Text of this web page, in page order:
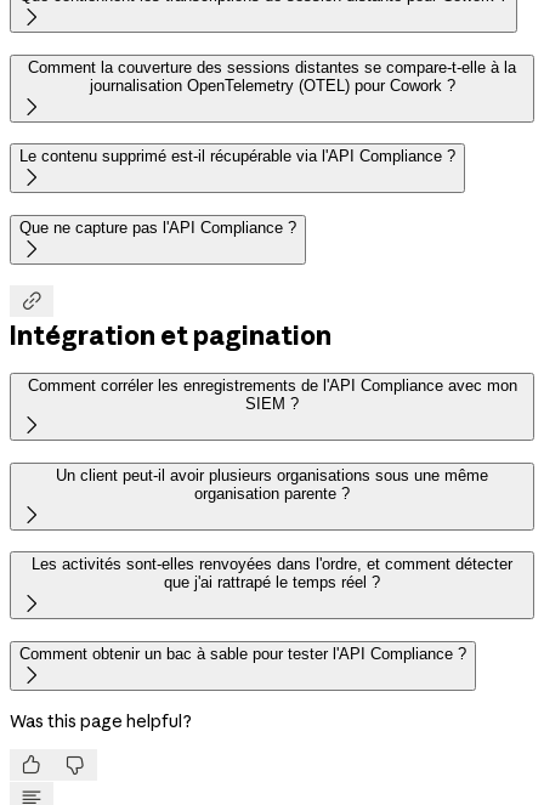

Comment la couverture des sessions distantes se compare-t-elle à la
journalisation OpenTelemetry (OTEL) pour Cowork ?

Le contenu supprimé est-il récupérable via l'API Compliance ?

Que ne capture pas l'API Compliance ?


Intégration et pagination
Comment corréler les enregistrements de l'API Compliance avec mon
SIEM ?

Un client peut-il avoir plusieurs organisations sous une même
organisation parente ?

Les activités sont-elles renvoyées dans l'ordre, et comment détecter
que j'ai rattrapé le temps réel ?

Comment obtenir un bac à sable pour tester l'API Compliance ?

Was this page helpful?
 